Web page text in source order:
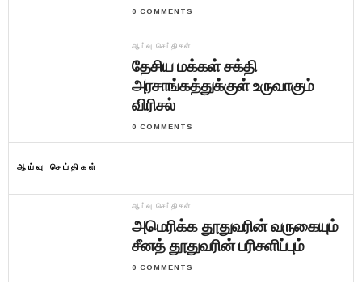
0 COMMENTS
ஆய்வு செய்திகள்
தேசிய மக்கள் சக்தி
அரசாங்கத்துக்குள் உருவாகும்
விரிசல்
0 COMMENTS
ஆய்வு செய்திகள்
ஆய்வு செய்திகள்
அமெரிக்க தூதுவரின் வருகையும்
சீனத் தூதுவரின் பரிசளிப்பும்
0 COMMENTS